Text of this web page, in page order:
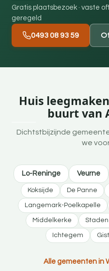
Gratis plaatsbezoek · vaste
geregeld
0493 08 93 59
Huis
buurt van
Dichtstbijzijnde
we
Lo-Reninge Veurne
Koksijde De Panne
Langemark-Poelkapelle
Middelkerke Staden
Ichtegem
Alle gemeenten in